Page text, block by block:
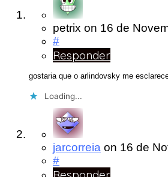
petrix on 16 de
#
Responder
gostaria que o arlindovsky me
Loading...
jarcorreia on 16 de
#